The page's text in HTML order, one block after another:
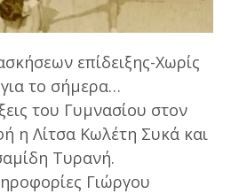
επίδειξης-Χωρίς
το σήμερα…
του Γυμνασίου στον
η Λίτσα Κωλέτη Συκά και
Τυρανή.
Γιώργου